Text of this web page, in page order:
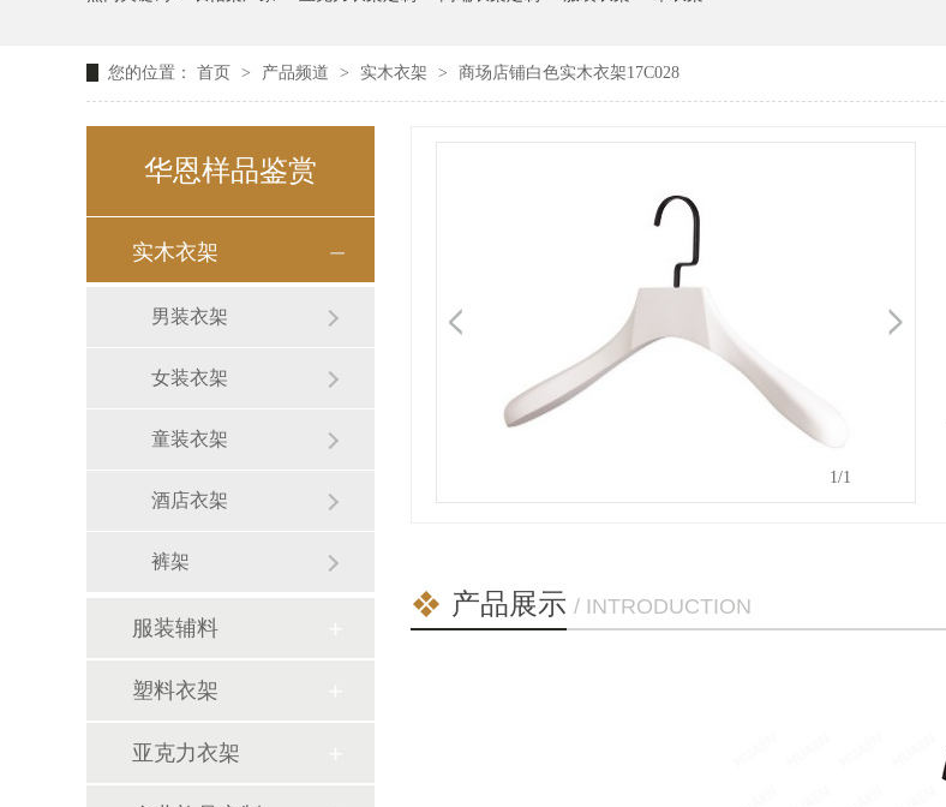
您的位置： 首页 > 产品频道 > 实木衣架 > 商场店铺白色实木衣架17C028
华恩样品鉴赏
实木衣架
男装衣架
女装衣架
童装衣架
酒店衣架
裤架
服装辅料
塑料衣架
亚克力衣架
1/1
产品展示 / INTRODUCTION